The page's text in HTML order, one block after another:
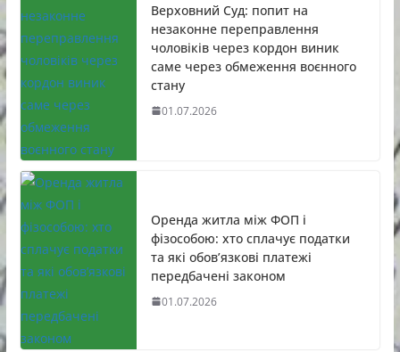
Верховний Суд: попит на
незаконне переправлення
чоловіків через кордон виник
саме через обмеження воєнного
стану
01.07.2026
Оренда житла між ФОП і
фізособою: хто сплачує податки
та які обов’язкові платежі
передбачені законом
01.07.2026